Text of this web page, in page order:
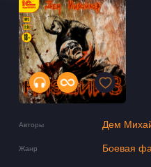
Авторы Дем
Жанр Боевая